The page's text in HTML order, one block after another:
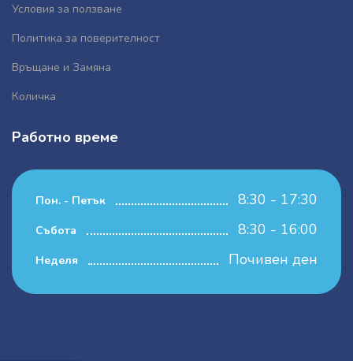
Условия за ползване
Политика за поверителност
Връщане и Замяна
Количка
Работно време
Пон. - Петък 8:30 - 17:30
Събота 8:30 - 16:00
Неделя Почивен ден